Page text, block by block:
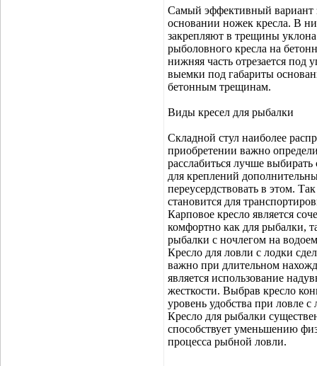
Самый эффективный вариант
основании ножек кресла. В
закрепляют в трещины
рыболовного кресла на
нижняя часть отрезается под
выемки под габариты
бетонным трещинам.
Виды кресел для рыбалки
Складной стул наиболее
приобретении важно
расслабиться лучше
для креплений
переусердствовать в этом.
становится для
Карповое кресло является
комфортно как для рыбалки,
рыбалки с ночлегом на
Кресло для ловли с лодки
важно при длительном
является использование
жесткости. Выбрав кресло
уровень удобства при ловле с
Кресло для рыбалки
способствует уменьшению
процесса рыбной ловли.